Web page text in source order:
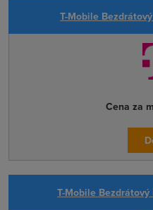
T-Mobile
Cena za
T-Mobile